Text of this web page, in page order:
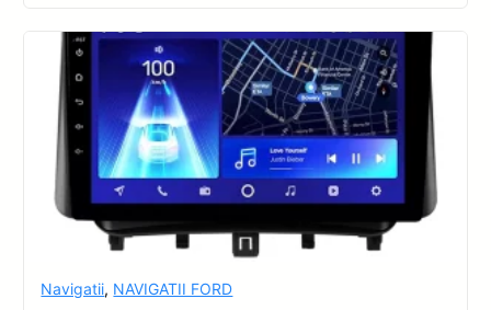
Navigatii, NAVIGATII FORD